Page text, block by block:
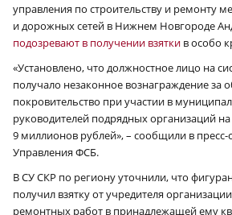
управления по строительству и ремонту
и дорожных сетей в Нижнем Новгороде
подозревают в получении взятки в особо
«Установлено, что должностное лицо на
получало незаконное вознаграждение за
покровительство при участии в
руководителей подрядных организаций
9 миллионов рублей», – сообщили в пресс-
Управления ФСБ.
В СУ СКР по региону уточнили, что
получил взятку от учредителя
ремонтных работ в принадлежащей ему